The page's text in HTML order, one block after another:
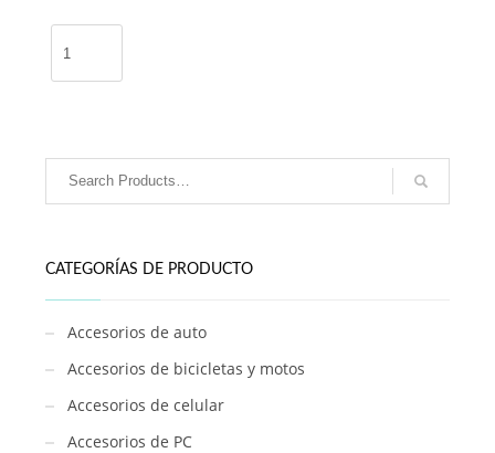
celular
Stitch
cantidad
CATEGORÍAS DE PRODUCTO
Accesorios de auto
Accesorios de bicicletas y motos
Accesorios de celular
Accesorios de PC